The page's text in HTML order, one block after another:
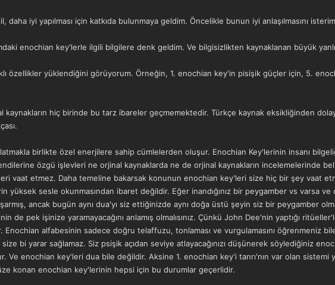
daha iyi yapılması için katkıda bulunmaya geldim. Öncelikle bunun iyi anlaşılmasını
enochian key'lerle ilgili bilgilere denk geldim. Ve bilgisizlikten kaynaklanan büyük
özellikler yüklendiğini görüyorum. Örneğin, 1. enochian key'in pisişik güçler için, 5.
hiç birinde bu tarz ibareler geçmemektedir. Türkçe kaynak eksikliğinden
birlikte özel enerjilere sahip cümlelerden oluşur. Enochian Key'lerinin insanı
özgü işlevleri ne orjinal kaynaklarda ne de orjinal kaynakların incelemelerinde
vaat etmez. Daha temeline bakarsak konunun enochian key'leri size hiç bir şey vaat
yüksek sesle okunmasından ibaret değildir. Eğer inandığınız bir peygamber vs varsa ve
ancak bugün aynı dua'yı siz ettiğinizde aynı doğa üstü şeyin siz bir peygamber
de pek işinize yaramayacağını anlamış olmalısınız. Çünkü John Dee'nin yaptığı
Enochian alfabesinin sadece doğru telaffuzu, tonlaması ve vurgulamasını öğrenmeniz bile
bi yarar sağlamaz. Siz psişik açıdan seviye atlayacağınızı düşünerek söylediğiniz
Ve enochian key'leri dua bile değildir. Aksine 1. enochian key'i tanrı'nın var olan sistemi
konan enochian key'lerinin hepsi için bu durumlar geçerlidir.